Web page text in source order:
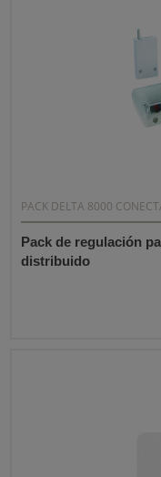
PACK DELTA 8000
Pack de regulación
distribuido